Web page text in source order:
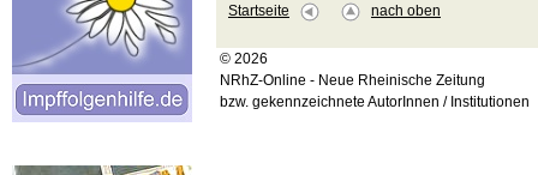
Startseite nach oben
© 2026
NRhZ-Online - Neue Rheinische Zeitung
bzw. gekennzeichnete AutorInnen / Institutionen